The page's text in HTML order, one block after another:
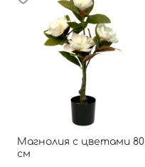
Магнолия с цветами 80
см